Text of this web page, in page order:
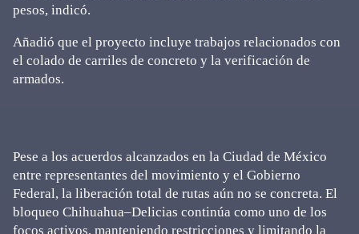
pesos, indicó.
Añadió que el proyecto incluye trabajos relacionados con
el colado de carriles de concreto y la verificación de
armados.
Pese a los acuerdos alcanzados en la Ciudad de México
entre representantes del movimiento y el Gobierno
Federal, la liberación total de rutas aún no se concreta. El
bloqueo Chihuahua–Delicias continúa como uno de los
focos activos, manteniendo restricciones y limitando la